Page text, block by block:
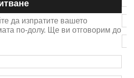
да изпратите вашето
по-долу. Ще ви отговорим до